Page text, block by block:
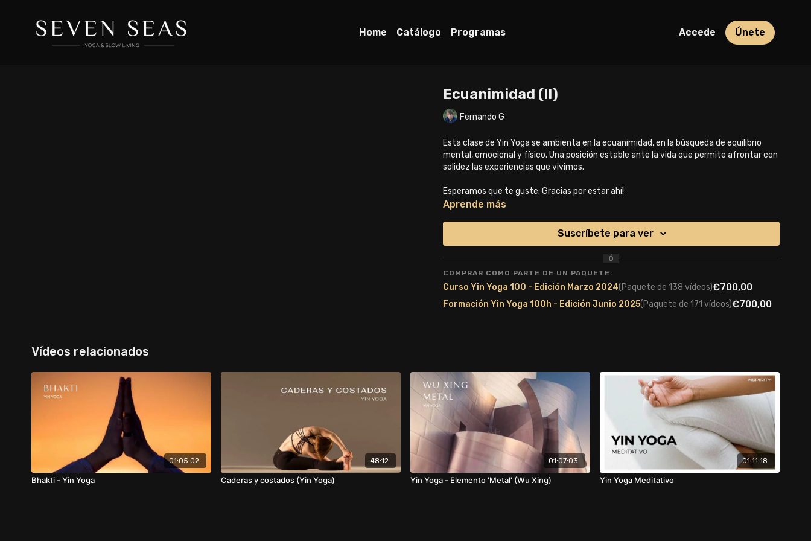
Home Catálogo Programas Accede Únete
Ecuanimidad (II)
Fernando G
Esta clase de Yin Yoga se ambienta en la ecuanimidad, en la búsqueda de equilibrio
mental, emocional y físico. Una posición estable ante la vida que permite afrontar con
solidez las experiencias que vivimos.
Esperamos que te guste. Gracias por estar ahí!
Aprende más
Suscríbete para ver
Ó
COMPRAR COMO PARTE DE UN PAQUETE:
Curso Yin Yoga 100 - Edición Marzo 2024(Paquete de 138 vídeos)€700,00
Formación Yin Yoga 100h - Edición Junio 2025(Paquete de 171 vídeos)€700,00
Vídeos relacionados
01:05:02
Bhakti - Yin Yoga
48:12
Caderas y costados (Yin Yoga)
01:07:03
Yin Yoga - Elemento 'Metal' (Wu Xing)
01:11:18
Yin Yoga Meditativo